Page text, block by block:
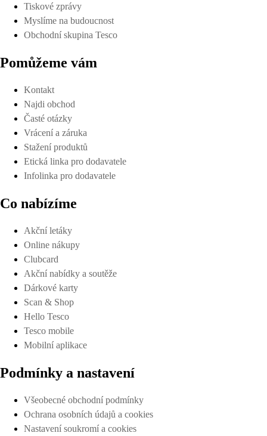
Tiskové zprávy
Myslíme na budoucnost
Obchodní skupina Tesco
Pomůžeme vám
Kontakt
Najdi obchod
Časté otázky
Vrácení a záruka
Stažení produktů
Etická linka pro dodavatele
Infolinka pro dodavatele
Co nabízíme
Akční letáky
Online nákupy
Clubcard
Akční nabídky a soutěže
Dárkové karty
Scan & Shop
Hello Tesco
Tesco mobile
Mobilní aplikace
Podmínky a nastavení
Všeobecné obchodní podmínky
Ochrana osobních údajů a cookies
Nastavení soukromí a cookies